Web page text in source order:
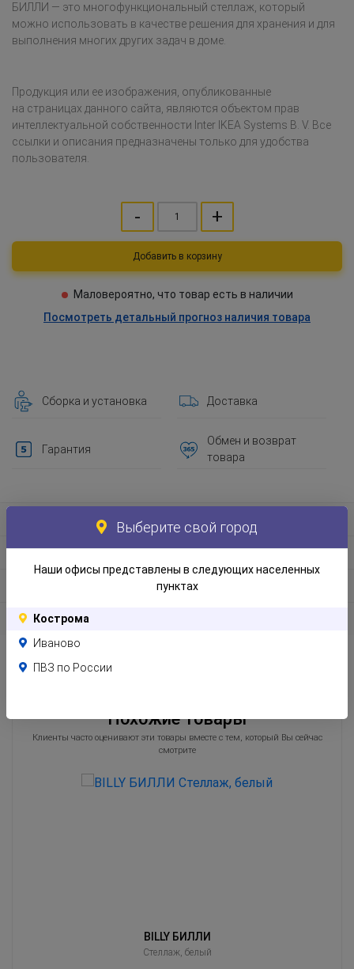
БИЛЛИ — это многофункциональный стеллаж, который
можно использовать в качестве решения для хранения и для
выполнения многих других задач в доме.
Продукция или ее изображения, опубликованные
на страницах данного сайта, являются объектом прав
интеллектуальной собственности Inter IKEA Systems B. V. Все
ссылки и описания предназначены только для удобства
пользователя.
- +
Добавить в корзину
Маловероятно, что товар есть в наличии
Посмотреть детальный прогноз наличия товара
Сборка и установка Доставка
Гарантия
Обмен и возврат
товара
Информация о товаре
Материал и экологическая информация
Информация по упаковке
Отзывы
Похожие товары
Клиенты часто оценивают эти товары вместе с тем, который Вы сейчас
смотрите
BILLY БИЛЛИ
Стеллаж, белый
Выберите свой город
Наши офисы представлены в следующих населенных
пунктах
Кострома
Иваново
ПВЗ по России